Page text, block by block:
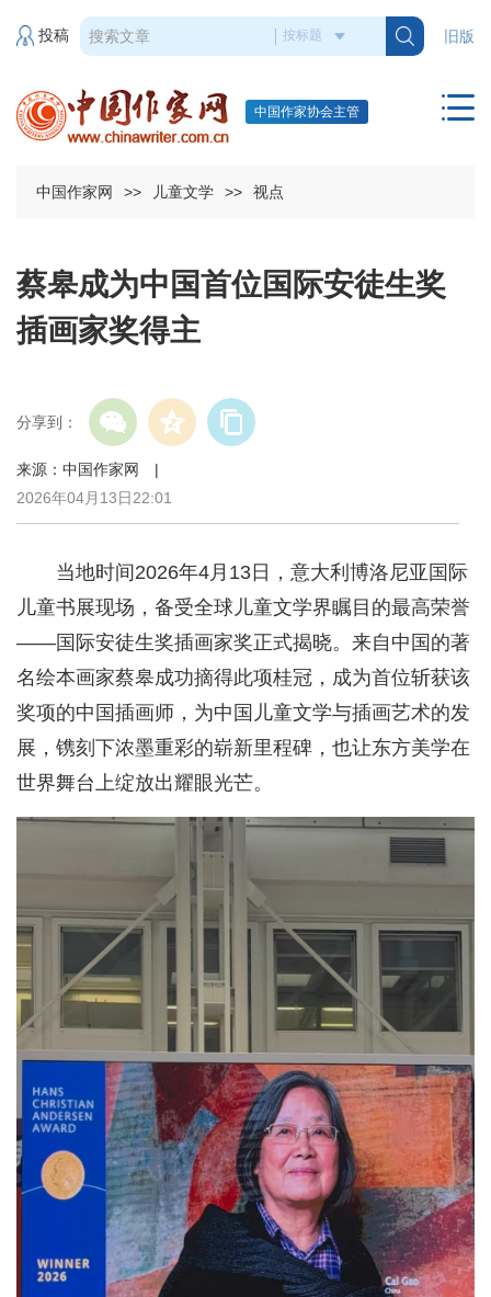
旧版
投稿
中国作家协会主管
中国作家网 >> 儿童文学 >> 视点
蔡皋成为中国首位国际安徒生奖
插画家奖得主
分享到：
来源：中国作家网 |
2026年04月13日22:01
当地时间2026年4月13日，意大利博洛尼亚国际
儿童书展现场，备受全球儿童文学界瞩目的最高荣誉
——国际安徒生奖插画家奖正式揭晓。来自中国的著
名绘本画家蔡皋成功摘得此项桂冠，成为首位斩获该
奖项的中国插画师，为中国儿童文学与插画艺术的发
展，镌刻下浓墨重彩的崭新里程碑，也让东方美学在
世界舞台上绽放出耀眼光芒。